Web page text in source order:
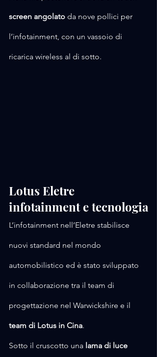
screen angolato da nove pollici per
l’infotainment, con un vassoio di
ricarica wireless al di sotto.
Lotus Eletre
infotainment e tecnologia
L’infotainment nell’Eletre stabilisce
nuovi standard nel mondo
automobilistico ed è stato sviluppato
in collaborazione tra il team di
progettazione nel Warwickshire e il
team di Lotus in Cina.
Sotto il cruscotto una lama di luce